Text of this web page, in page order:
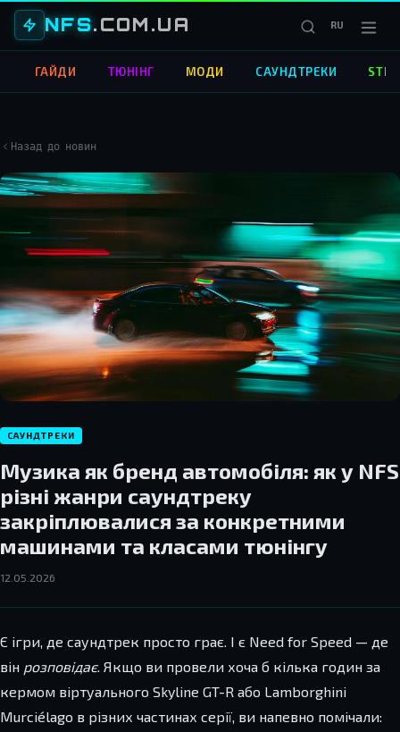
NFS.COM.UA RU
ГАЙДИ ТЮНІНГ МОДИ САУНДТРЕКИ
Назад до новин
САУНДТРЕКИ
Музика як бренд автомобіля: як у NFS
різні жанри саундтреку
закріплювалися за конкретними
машинами та класами тюнінгу
12.05.2026
Є ігри, де саундтрек просто грає. І є Need for Speed — де
він розповідає. Якщо ви провели хоча б кілька годин за
кермом віртуального Skyline GT-R або Lamborghini
Murciélago в різних частинах серії, ви напевно помічали: